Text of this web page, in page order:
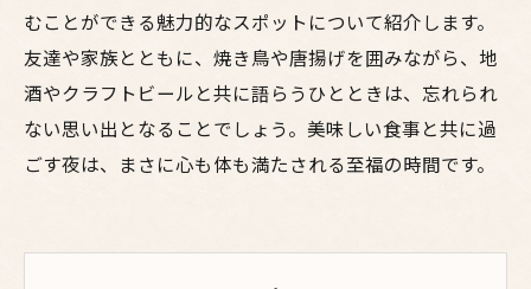
むことができる魅力的なスポットについて紹介します。
友達や家族とともに、焼き鳥や唐揚げを囲みながら、地
酒やクラフトビールと共に語らうひとときは、忘れられ
ない思い出となることでしょう。美味しい食事と共に過
ごす夜は、まさに心も体も満たされる至福の時間です。